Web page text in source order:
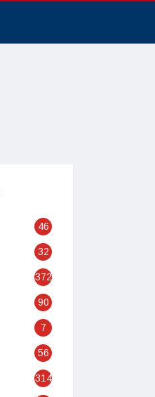
46
32
372
90
7
56
314